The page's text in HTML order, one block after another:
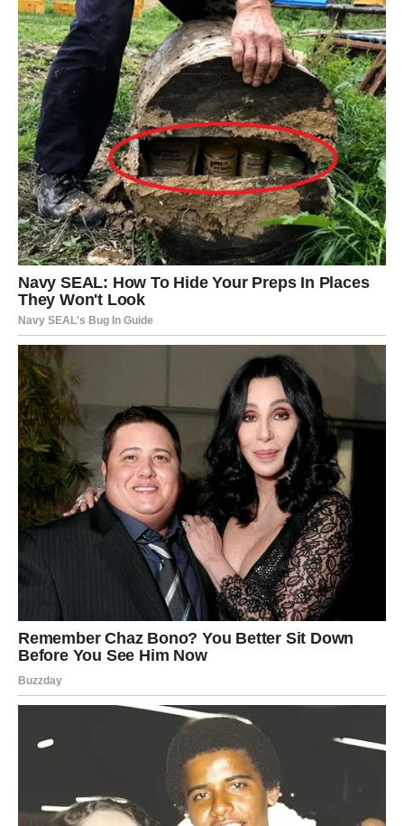
Ljubav ulazi u vaš život na veoma
neobičan način
Pored finansija, velika promjena očekuje vas i na polju
emocija.
Ako ste dugo bile usamljene ili razočarane, sada dolazi
vrijeme tokom kojeg biste mogle upoznati osobu koja će
vam potpuno promijeniti život.
Jedan susret mogao bi probuditi emocije koje ste dugo
skrivale u sebi.
Vodolije koje su u vezi mogle bi konačno riješiti probleme
koji ih dugo muče. Pred vama su iskreni razgovori,
mnogo više razumijevanja i osjećaj da vas partner
konačno počinje gledati drugačijim očima.
Svemir vas upozorava da ne
ponavljate staru grešku
Zvijezde pokazuju da postoji jedna stvar koju morate
ostaviti iza sebe ako želite biti srećne.
Previše ste vremena trošile na ljude koji nisu znali cijeniti
ono što radite za njih. Često ste davale drugima
Sada dolazi vrijeme tokom kojeg ćete morati naučiti da
sebe stavite na prvo mjesto.
Tek kada to uradite, počećete osjećati pravi mir i sreću.